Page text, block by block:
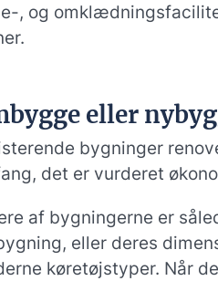
, og
eller
bygninger
det er vurderet
af bygningerne er
eller deres
køretøjstyper. Når